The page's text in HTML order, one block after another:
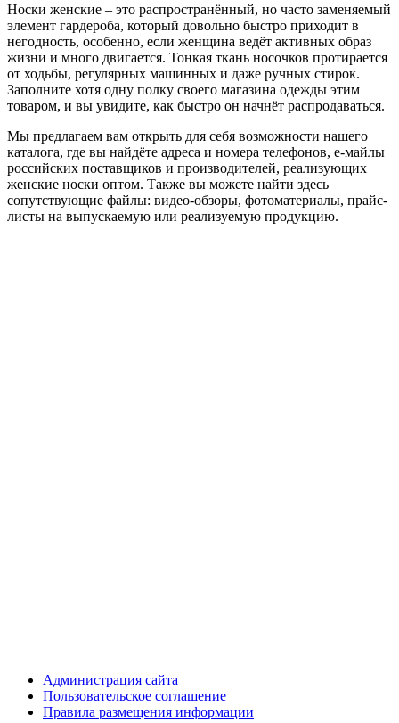
Носки женские – это распространённый, но часто заменяемый
элемент гардероба, который довольно быстро приходит в
негодность, особенно, если женщина ведёт активных образ
жизни и много двигается. Тонкая ткань носочков протирается
от ходьбы, регулярных машинных и даже ручных стирок.
Заполните хотя одну полку своего магазина одежды этим
товаром, и вы увидите, как быстро он начнёт распродаваться.
Мы предлагаем вам открыть для себя возможности нашего
каталога, где вы найдёте адреса и номера телефонов, е-майлы
российских поставщиков и производителей, реализующих
женские носки оптом. Также вы можете найти здесь
сопутствующие файлы: видео-обзоры, фотоматериалы, прайс-
листы на выпускаемую или реализуемую продукцию.
Администрация сайта
Пользовательское соглашение
Правила размещения информации